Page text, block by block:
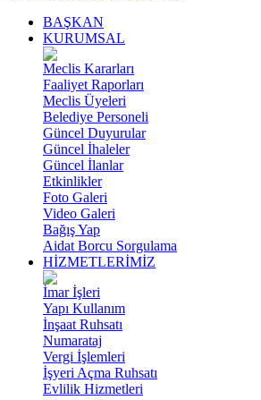
BAŞKAN
KURUMSAL
Meclis Kararları
Faaliyet Raporları
Meclis Üyeleri
Belediye Personeli
Güncel Duyurular
Güncel İhaleler
Güncel İlanlar
Etkinlikler
Foto Galeri
Video Galeri
Bağış Yap
Aidat Borcu Sorgulama
HİZMETLERİMİZ
İmar İşleri
Yapı Kullanım
İnşaat Ruhsatı
Numarataj
Vergi İşlemleri
İşyeri Açma Ruhsatı
Evlilik Hizmetleri